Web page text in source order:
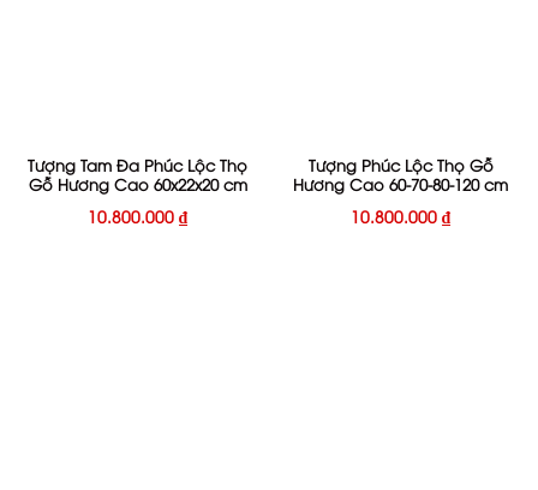
Tượng Tam Đa Phúc Lộc Thọ
Gỗ Hương Cao 60x22x20 cm
10.800.000 ₫
Tượng Phúc Lộc Thọ Gỗ
Hương Cao 60-70-80-120 cm
10.800.000 ₫